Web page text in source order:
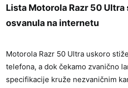
Lista Motorola Razr 50
osvanula na internetu​
Motorola Razr 50 Ultra uskoro
telefona, a dok čekamo zvanično
specifikacije kruže nezvaničnim